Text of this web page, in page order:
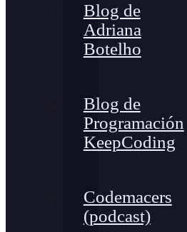
Blog de
Adriana
Botelho
Blog de
Programación
KeepCoding
Codemacers
(podcast)